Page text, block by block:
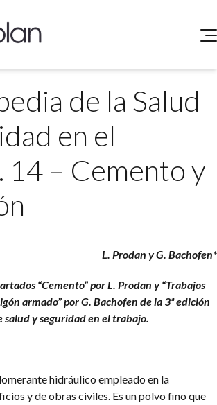
Legislación
de la Salud
en el
14 – Cemento y
L. Prodan y G. Bachofen*
“Cemento” por L. Prodan y “Trabajos
armado” por G. Bachofen de la 3ª edición
salud y seguridad en el trabajo.
hidráulico empleado en la
y de obras civiles. Es un polvo fino que